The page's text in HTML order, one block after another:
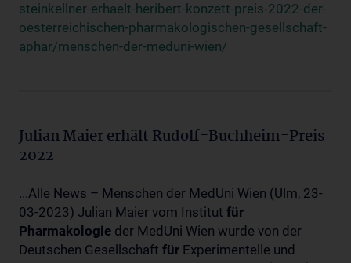
steinkellner-erhaelt-heribert-konzett-preis-2022-der-
oesterreichischen-pharmakologischen-gesellschaft-
aphar/menschen-der-meduni-wien/
Julian Maier erhält Rudolf-Buchheim-Preis
2022
...Alle News – Menschen der MedUni Wien (Ulm, 23-
03-2023) Julian Maier vom Institut für
Pharmakologie der MedUni Wien wurde von der
Deutschen Gesellschaft für Experimentelle und